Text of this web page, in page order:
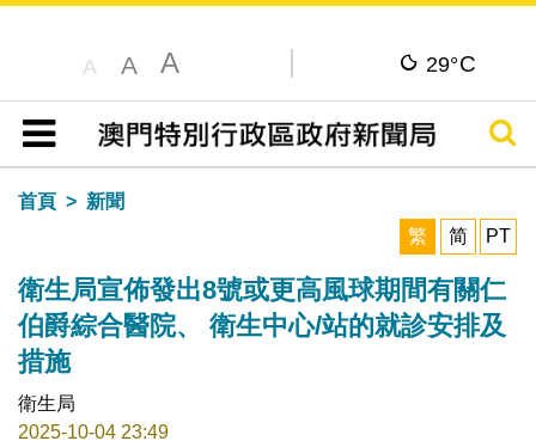
A A A 29°C
目錄
搜尋
首頁
新聞
繁
简 PT
衛生局宣佈發出8號或更高風球期間有關仁
伯爵綜合醫院、 衛生中心/站的就診安排及
措施
衛生局
2025-10-04 23:49